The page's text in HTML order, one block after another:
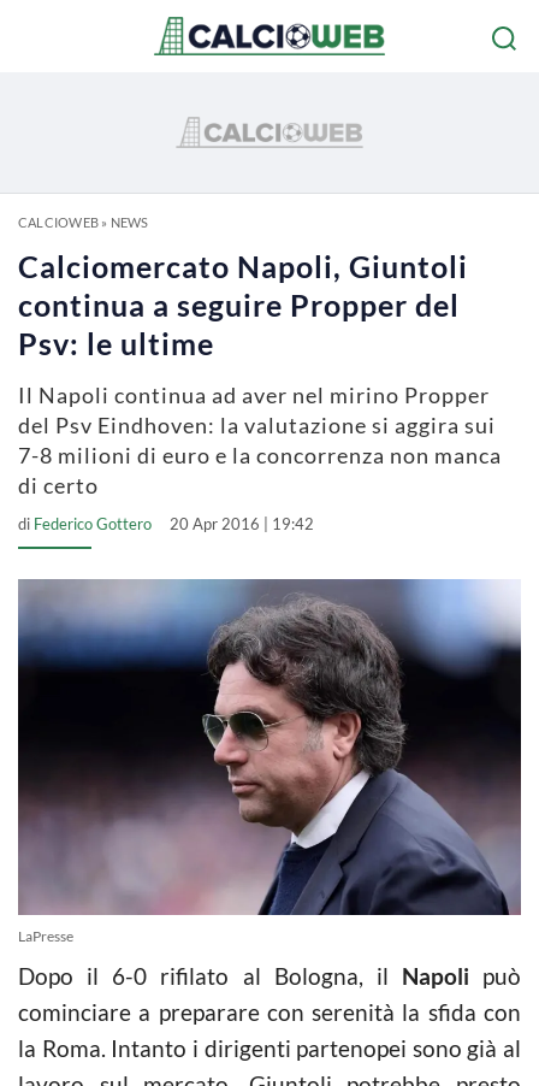
CALCIOWEB» NEWS
Calciomercato Napoli, Giuntoli
continua a seguire Propper del
Psv: le ultime
Il Napoli continua ad aver nel mirino Propper
del Psv Eindhoven: la valutazione si aggira sui
7-8 milioni di euro e la concorrenza non manca
di certo
di Federico Gottero 20 Apr 2016 | 19:42
LaPresse
Dopo il 6-0 rifilato al Bologna, il Napoli può
cominciare a preparare con serenità la sfida con
la Roma. Intanto i dirigenti partenopei sono già al